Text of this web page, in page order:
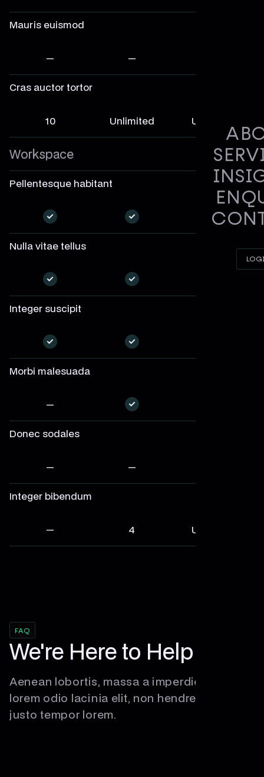
Mauris euismod
— —
Cras auctor tortor
10 Unlimited Unlimited
Workspace
Pellentesque habitant
— — —
Nulla vitae tellus
— —
Integer suscipit
— —
Morbi malesuada
— —
Donec sodales
— —
Integer bibendum
— 4 Unlimited
FAQ
We're Here to Help
Aenean lobortis, massa a imperdiet iaculis,
lorem odio lacinia elit, non hendrerit ligula
justo tempor lorem.